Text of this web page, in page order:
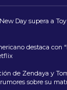
Day supera a
destaca con
de Zendaya y
sobre su